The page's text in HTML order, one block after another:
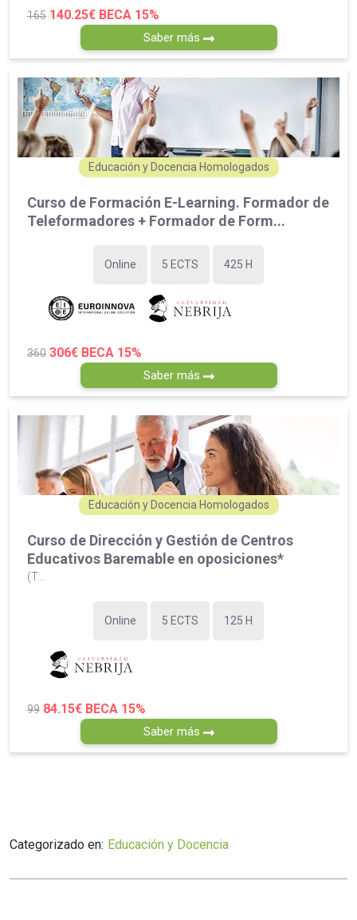
165 140.25€ BECA 15%
Saber más
Educación y Docencia Homologados
Curso de Formación E-Learning. Formador de
Teleformadores + Formador de Form...
Online 5 ECTS 425 H
360 306€ BECA 15%
Saber más
Educación y Docencia Homologados
Curso de Dirección y Gestión de Centros
Educativos Baremable en oposiciones*
(T...
Online 5 ECTS 125 H
99 84.15€ BECA 15%
Saber más
Categorizado en: Educación y Docencia